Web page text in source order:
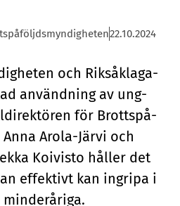
22.10.2024
och Riks­å­kla­ga­
an­vänd­ning av ung­
för Brottspå­
Aro­la-Jär­vi och
Ko­i­visto hål­ler det
ef­fek­tivt kan in­gri­pa i
min­derå­ri­ga.